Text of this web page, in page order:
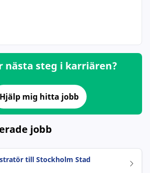
nästa steg i karriären?
Hjälp mig hitta jobb
jobb
till Stockholm Stad